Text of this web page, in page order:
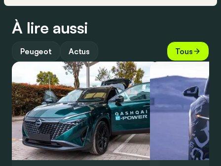
À lire aussi
Peugeot Actus Tous